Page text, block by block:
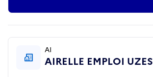
AI
AIRELLE EMPLOI UZES